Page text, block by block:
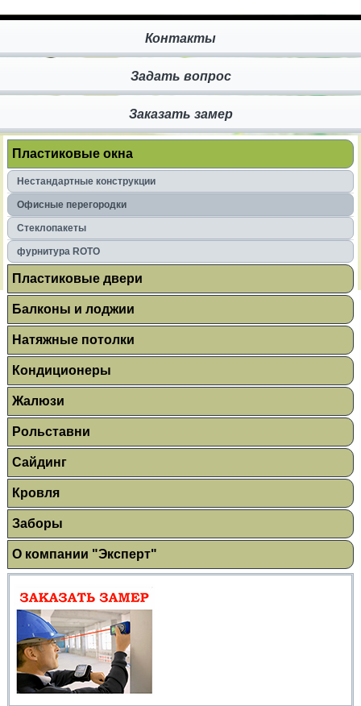
Контакты
Задать вопрос
Заказать замер
Пластиковые окна
Нестандартные конструкции
Офисные перегородки
Стеклопакеты
фурнитура ROTO
Пластиковые двери
Балконы и лоджии
Натяжные потолки
Кондиционеры
Жалюзи
Рольставни
Сайдинг
Кровля
Заборы
О компании "Эксперт"